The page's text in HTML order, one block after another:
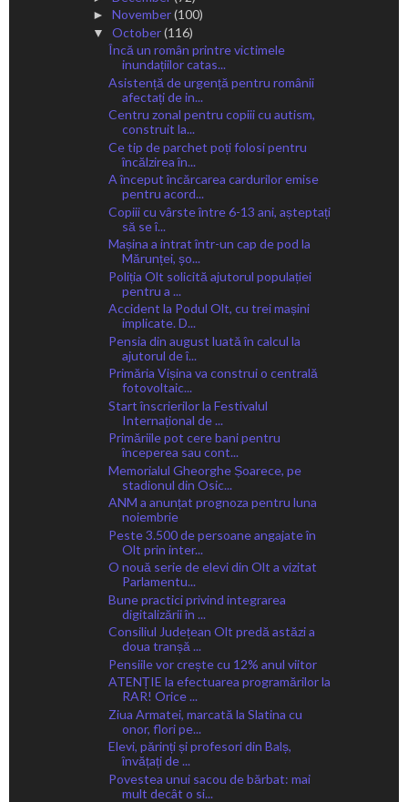
► November(100)
▼ October(116)
Încă un român printre victimele
inundațiilor catas...
Asistență de urgență pentru românii
afectați de in...
Centru zonal pentru copiii cu autism,
construit la...
Ce tip de parchet poți folosi pentru
încălzirea în...
A început încărcarea cardurilor emise
pentru acord...
Copiii cu vârste între 6-13 ani, așteptați
să se î...
Mașina a intrat într-un cap de pod la
Mărunței, șo...
Poliția Olt solicită ajutorul populației
pentru a ...
Accident la Podul Olt, cu trei mașini
implicate. D...
Pensia din august luată în calcul la
ajutorul de î...
Primăria Vișina va construi o centrală
fotovoltaic...
Start înscrierilor la Festivalul
Internațional de ...
Primăriile pot cere bani pentru
începerea sau cont...
Memorialul Gheorghe Șoarece, pe
stadionul din Osic...
ANM a anunțat prognoza pentru luna
noiembrie
Peste 3.500 de persoane angajate în
Olt prin inter...
O nouă serie de elevi din Olt a vizitat
Parlamentu...
Bune practici privind integrarea
digitalizării în ...
Consiliul Județean Olt predă astăzi a
doua tranșă ...
Pensiile vor crește cu 12% anul viitor
ATENȚIE la efectuarea programărilor la
RAR! Orice ...
Ziua Armatei, marcată la Slatina cu
onor, flori pe...
Elevi, părinți și profesori din Balș,
învățați de ...
Povestea unui sacou de bărbat: mai
mult decât o si...